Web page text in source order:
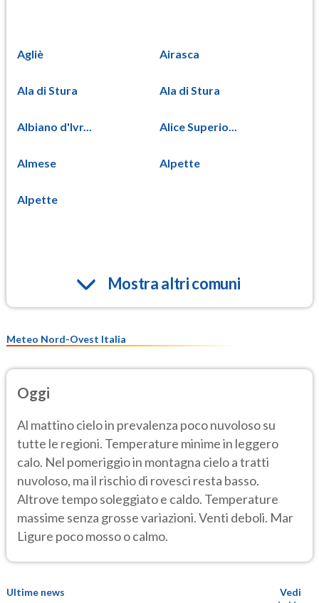
Agliè Airasca
Ala di Stura Ala di Stura
Albiano d'Ivr... Alice Superio...
Almese Alpette
Alpette
Mostra altri comuni
Meteo Nord-Ovest Italia
Oggi
Al mattino cielo in prevalenza poco nuvoloso su
tutte le regioni. Temperature minime in leggero
calo. Nel pomeriggio in montagna cielo a tratti
nuvoloso, ma il rischio di rovesci resta basso.
Altrove tempo soleggiato e caldo. Temperature
massime senza grosse variazioni. Venti deboli. Mar
Ligure poco mosso o calmo.
Ultime news
Vedi